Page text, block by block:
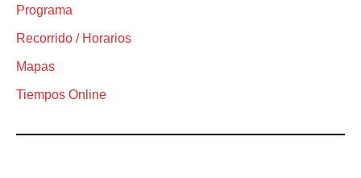
Programa
Recorrido / Horarios
Mapas
Tiempos Online